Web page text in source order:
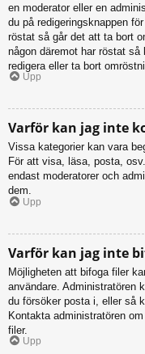
en moderator eller en
du på redigeringsknappen
röstat så går det att ta bort
någon däremot har röstat
redigera eller ta bort
Upp
Varför kan jag inte
Vissa kategorier kan vara
För att visa, läsa, posta,
endast moderatorer och
dem.
Upp
Varför kan jag inte
Möjligheten att bifoga filer
användare. Administratören
du försöker posta i, eller så
Kontakta administratören
filer.
Upp